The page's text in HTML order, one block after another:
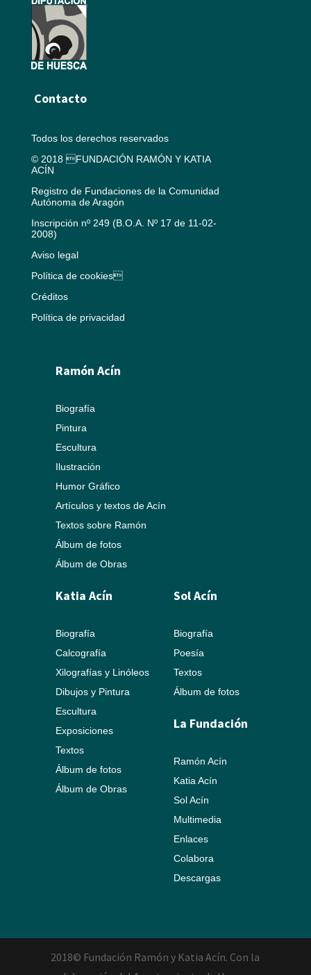
Contacto
Todos los derechos reservados
© 2018 FUNDACIÓN RAMÓN Y KATIA
ACÍN
Registro de Fundaciones de la Comunidad
Autónoma de Aragón
Inscripción nº 249 (B.O.A. Nº 17 de 11-02-
2008)
Aviso legal
Política de cookies
Créditos
Política de privacidad
Ramón Acín
Biografía
Pintura
Escultura
Ilustración
Humor Gráfico
Artículos y textos de Acín
Textos sobre Ramón
Álbum de fotos
Álbum de Obras
Katia Acín
Biografía
Calcografía
Xilografías y Linóleos
Dibujos y Pintura
Escultura
Exposiciones
Textos
Álbum de fotos
Álbum de Obras
Sol Acín
Biografía
Poesía
Textos
Álbum de fotos
La Fundación
Ramón Acín
Katia Acín
Sol Acín
Multimedia
Enlaces
Colabora
Descargas
2018© Fundación Ramón y Katia Acín. Con la